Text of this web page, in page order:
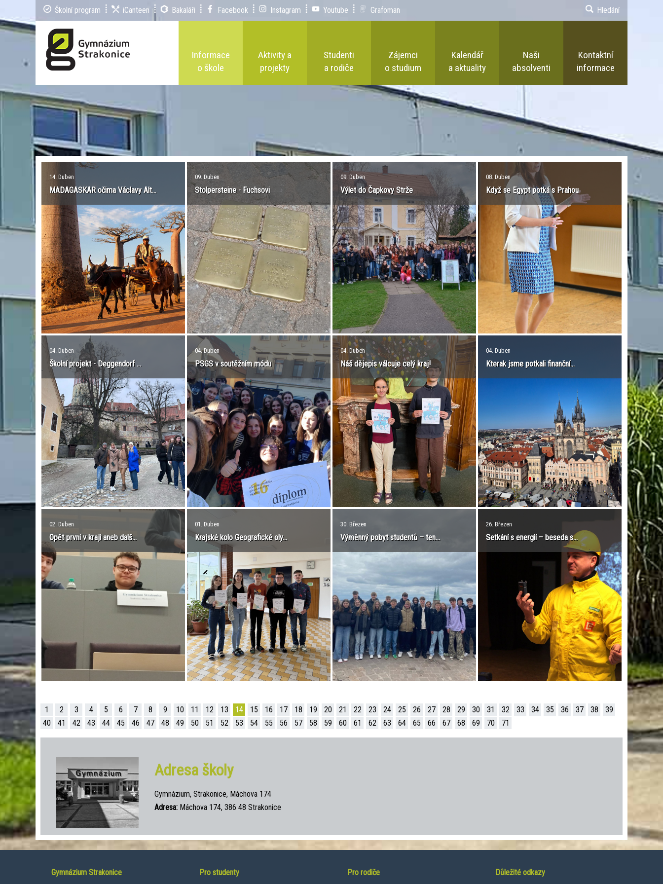
Školní program iCanteen Bakaláři Facebook Instagram Youtube Grafoman Hledání
Informace
o škole
Aktivity a
projekty
Studenti
a rodiče
Zájemci
o studium
Kalendář
a aktuality
Naši
absolventi
Kontaktní
informace
14. Duben
MADAGASKAR očima Václavy Alt...
09. Duben
Stolpersteine - Fuchsovi
09. Duben
Výlet do Čapkovy Strže
08. Duben
Když se Egypt potká s Prahou
04. Duben
Školní projekt - Deggendorf ...
04. Duben
PSGS v soutěžním módu
04. Duben
Náš dějepis válcuje celý kraj!
04. Duben
Kterak jsme potkali finanční...
02. Duben
Opět první v kraji aneb dalš...
01. Duben
Krajské kolo Geografické oly...
30. Březen
Výměnný pobyt studentů – ten...
26. Březen
Setkání s energií – beseda s...
1 2 3 4 5 6 7 8 9 10 11 12 13 14 15 16 17 18 19 20 21 22 23 24 25 26 27 28 29 30 31 32 33 34 35 36 37 38
39
40
41 42 43 44 45 46 47 48 49 50 51 52 53 54 55 56 57 58 59 60 61 62 63 64 65 66 67 68 69 70 71
Adresa školy
Gymnázium, Strakonice, Máchova 174
Adresa:Máchova 174, 386 48 Strakonice
Gymnázium Strakonice Pro studenty Pro rodiče Důležité odkazy